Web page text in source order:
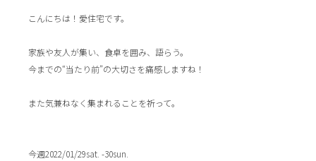
こんにちは！愛住宅です。
家族や友人が集い、食卓を囲み、語らう。
今までの“当たり前”の大切さを痛感しますね！
また気兼ねなく集まれることを祈って。
今週2022/01/29sat. -30sun.